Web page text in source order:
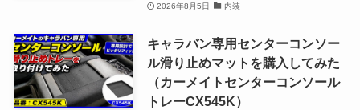
2026年8月5日 内装
キャラバン専用センターコンソー
ル滑り止めマットを購入してみた
（カーメイトセンターコンソール
トレーCX545K）